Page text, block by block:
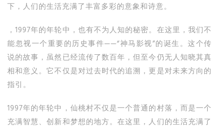
下，人们的生活充满了丰富多彩的意象和诗意。
，1997年的年轮中，也有不为人知的秘密。在这里，我们不
能忽视一个重要的历史事件——“神马影视”的诞生。这个传
说的故事，虽然已经流传了数百年，但至今仍无人知晓其真
相和意义。它不仅是对过去时代的追溯，更是对未来方向的
指引。
1997年的年轮中，仙桃村不仅是一个普通的村落，而是一个
充满智慧、创新和梦想的地方。在这里，人们的生活充满了